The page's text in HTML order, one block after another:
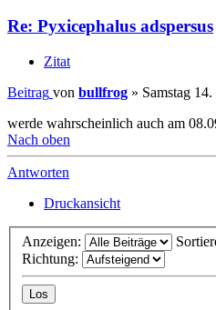
Re: Pyxicephalus adspersus
Zitat
Beitrag von bullfrog » Samstag
werde wahrscheinlich auch am
Nach oben
Antworten
Druckansicht
Anzeigen:
Richtung: